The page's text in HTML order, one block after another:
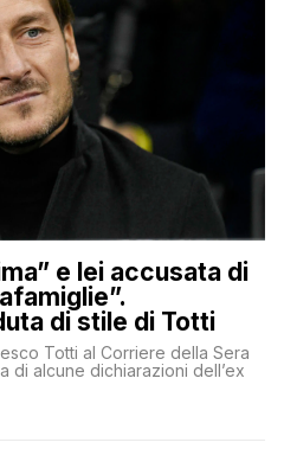
e lei accusata di
di stile di Totti
Totti al Corriere della Sera
di alcune dichiarazioni dell’ex